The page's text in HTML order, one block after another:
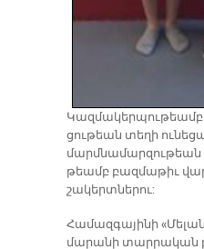
ցու­թեան տե­ղի
մարմ­նա­մար­զու­թեան
թեամբ բազ­մա­թիւ
շա­կերտ­նե­րու:
Հա­մազ­գա­յի­նի
մա­րա­նի տար­րա­կան